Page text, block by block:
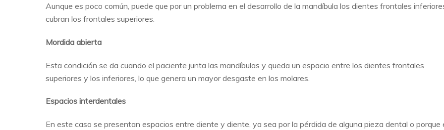
Aunque es poco común, puede que por un problema en el desarrollo de la mandíbula los dientes frontales
cubran los frontales superiores.
Mordida abierta
Esta condición se da cuando el paciente junta las mandíbulas y queda un espacio entre los dientes frontales
superiores y los inferiores, lo que genera un mayor desgaste en los molares.
Espacios interdentales
En este caso se presentan espacios entre diente y diente, ya sea por la pérdida de alguna pieza dental o porque